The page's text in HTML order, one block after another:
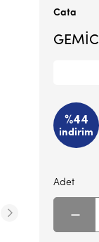
Cata
%44
indirim
Adet